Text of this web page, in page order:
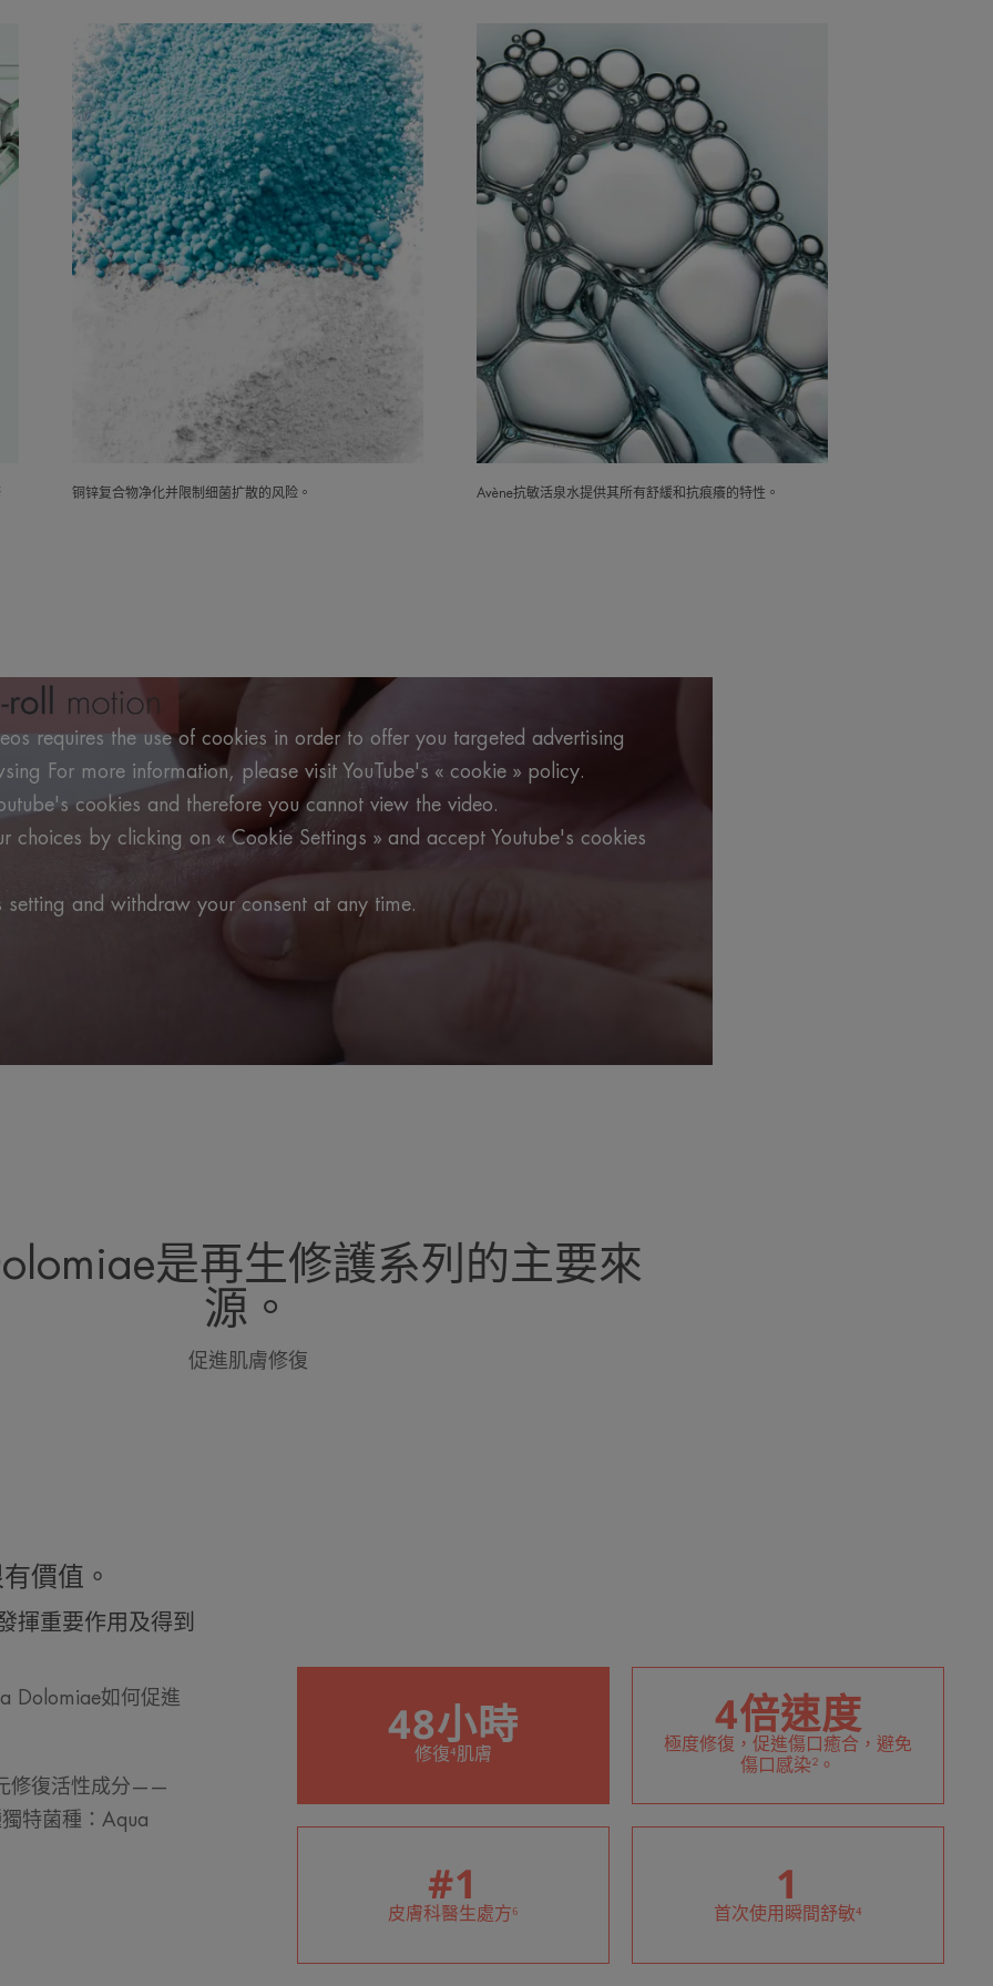
铜锌复合物净化并限制细菌扩散的风险。 Avène抗敏活泉水提供其所有舒緩和抗痕癢的特性。
requires the use of cookies in order to offer you targeted advertising
For more information, please visit YouTube's « cookie » policy.
cookies and therefore you cannot view the video.
choices by clicking on « Cookie Settings » and accept Youtube's cookies
setting and withdraw your consent at any time.
是再生修護系列的主要來
源。
促進肌膚修復
價值。
揮重要作用及得到
Dolomiae如何促進
修復活性成分——
特菌種：Aqua
48小時
修復⁴肌膚
4倍速度
極度修復，促進傷口癒合，避免
傷口感染²。
#1
皮膚科醫生處方⁶
1
首次使用瞬間舒敏⁴